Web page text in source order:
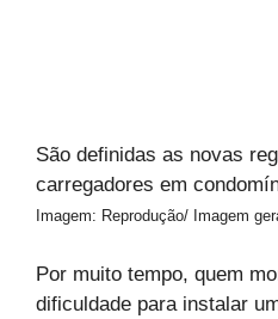
São definidas as novas
carregadores em
Imagem: Reprodução/ Imagem
Por muito tempo, quem
dificuldade para instalar